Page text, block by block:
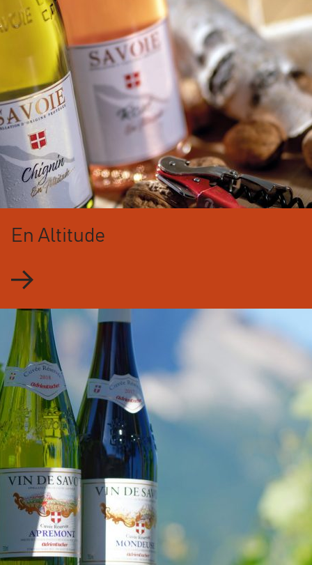
En Altitude